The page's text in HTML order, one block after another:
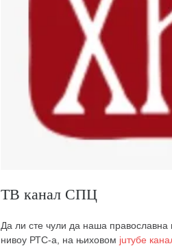
ТВ канал СПЦ
Да ли сте чули да наша православна
нивоу РТС-а, на њиховом juтубе